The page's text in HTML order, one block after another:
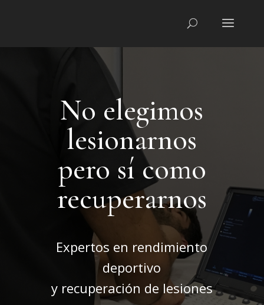
No elegimos
lesionarnos
pero sí como
recuperarnos
Expertos en rendimiento
deportivo
y recuperación de lesiones